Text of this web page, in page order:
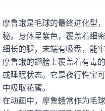
摩鲁蛾是毛球的最终进化型
秘。身体呈紫色，覆盖着细
细长的腿，末端有吸盘，能牢
摩鲁蛾的翅膀上覆盖着有毒
或睡眠状态。它是夜行性宝
中吸取花蜜。
在动画中，摩鲁蛾常作为毛